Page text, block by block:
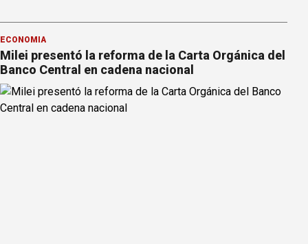
ECONOMÍA
Milei presentó la reforma de la Carta Orgánica del
Banco Central en cadena nacional